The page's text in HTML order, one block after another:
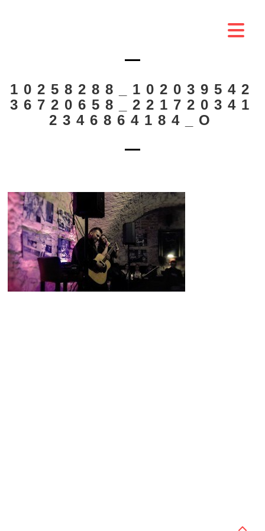
10258288_102039542
36720658_221720341
2346864184_O